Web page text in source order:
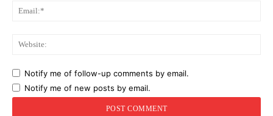
Notify me of follow-up comments by email.
Notify me of new posts by email.